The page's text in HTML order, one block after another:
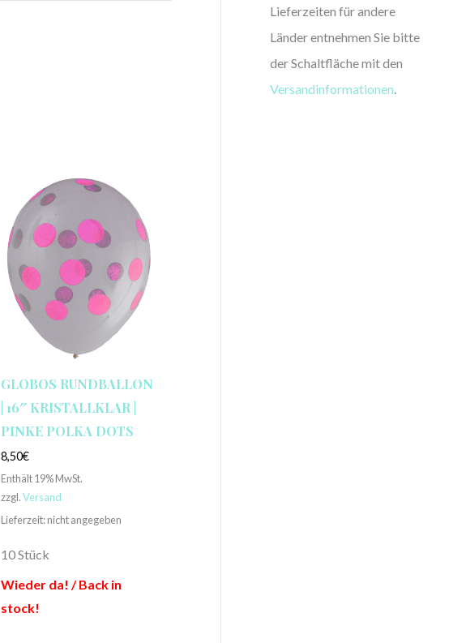
GLOBOS RUNDBALLON
| 16″ KRISTALLKLAR |
PINKE POLKA DOTS
8,50€
Enthält 19% MwSt.
zzgl.Versand
Lieferzeit: nicht angegeben
10 Stück
Wieder da! / Back in
stock!
Lieferzeiten für andere
Länder entnehmen Sie bitte
der Schaltfläche mit den
Versandinformationen